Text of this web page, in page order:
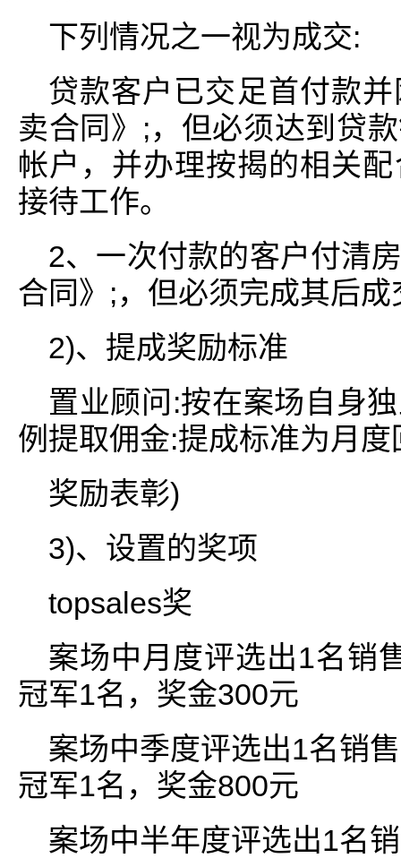
下列情况之一视为成交:
贷款客户已交足首付款
卖合同》;，但必须达到贷
帐户，并办理按揭的相关
接待工作。
2、一次付款的客户付清
合同》;，但必须完成其后
2)、提成奖励标准
置业顾问:按在案场自身
例提取佣金:提成标准为月
奖励表彰)
3)、设置的奖项
topsales奖
案场中月度评选出1名销
冠军1名，奖金300元
案场中季度评选出1名销
冠军1名，奖金800元
案场中半年度评选出1名